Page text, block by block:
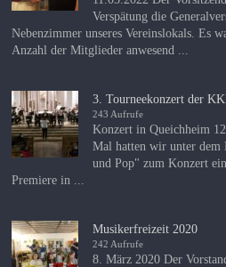
Verspätung die
Nebenzimmer unseres Vereinslokals. Es
Anzahl der Mitglieder anwesend ...
3. Tourneekonzert der
243 Aufrufe
Konzert in Queichheim
Mal hatten wir unter
und Pop" zum Konzert
Premiere in ...
Musikerfreizeit 2020
242 Aufrufe
8. März 2020 Der